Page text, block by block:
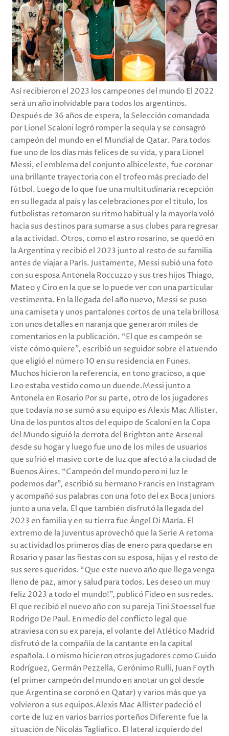
Así recibieron el 2023 los campeones del mundo El 2022
será un año inolvidable para todos los argentinos.
Después de 36 años de espera, la Selección comandada
por Lionel Scaloni logró romper la sequía y se consagró
campeón del mundo en el Mundial de Qatar. Para todos
fue uno de los días más felices de su vida, y para Lionel
Messi, el emblema del conjunto albiceleste, fue coronar
una brillante trayectoria con el trofeo más preciado del
fútbol. Luego de lo que fue una multitudinaria recepción
en su llegada al país y las celebraciones por el título, los
futbolistas retomaron su ritmo habitual y la mayoría voló
hacia sus destinos para sumarse a sus clubes para regresar
a la actividad. Otros, como el astro rosarino, se quedó en
la Argentina y recibió el 2023 junto al resto de su familia
antes de viajar a París. Justamente, Messi subió una foto
con su esposa Antonela Roccuzzo y sus tres hijos Thiago,
Mateo y Ciro en la que se lo puede ver con una particular
vestimenta. En la llegada del año nuevo, Messi se puso
una camiseta y unos pantalones cortos de una tela brillosa
con unos detalles en naranja que generaron miles de
comentarios en la publicación. “El que es campeón se
viste cómo quiere”, escribió un seguidor sobre el atuendo
que eligió el número 10 en su residencia en Funes.
Muchos hicieron la referencia, en tono gracioso, a que
Leo estaba vestido como un duende.Messi junto a
Antonela en Rosario Por su parte, otro de los jugadores
que todavía no se sumó a su equipo es Alexis Mac Allister.
Una de los puntos altos del equipo de Scaloni en la Copa
del Mundo siguió la derrota del Brighton ante Arsenal
desde su hogar y luego fue uno de los miles de usuarios
que sufrió el masivo corte de luz que afectó a la ciudad de
Buenos Aires. “Campeón del mundo pero ni luz le
podemos dar”, escribió su hermano Francis en Instagram
y acompañó sus palabras con una foto del ex Boca Juniors
junto a una vela. El que también disfrutó la llegada del
2023 en familia y en su tierra fue Ángel Di María. El
extremo de la Juventus aprovechó que la Serie A retoma
su actividad los primeros días de enero para quedarse en
Rosario y pasar las fiestas con su esposa, hijas y el resto de
sus seres queridos. “Que este nuevo año que llega venga
lleno de paz, amor y salud para todos. Les deseo un muy
feliz 2023 a todo el mundo!”, publicó Fideo en sus redes.
El que recibió el nuevo año con su pareja Tini Stoessel fue
Rodrigo De Paul. En medio del conflicto legal que
atraviesa con su ex pareja, el volante del Atlético Madrid
disfrutó de la compañía de la cantante en la capital
española. Lo mismo hicieron otros jugadores como Guido
Rodríguez, Germán Pezzella, Gerónimo Rulli, Juan Foyth
(el primer campeón del mundo en anotar un gol desde
que Argentina se coronó en Qatar) y varios más que ya
volvieron a sus equipos.Alexis Mac Allister padeció el
corte de luz en varios barrios porteños Diferente fue la
situación de Nicolás Tagliafico. El lateral izquierdo del